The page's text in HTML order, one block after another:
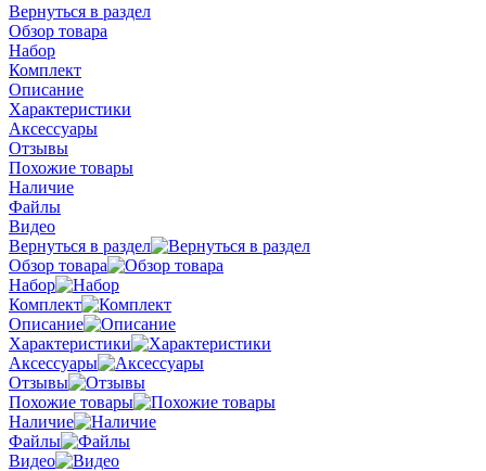
Вернуться в раздел
Обзор товара
Набор
Комплект
Описание
Характеристики
Аксессуары
Отзывы
Похожие товары
Наличие
Файлы
Видео
Вернуться в раздел
Обзор товара
Набор
Комплект
Описание
Характеристики
Аксессуары
Отзывы
Похожие товары
Наличие
Файлы
Видео